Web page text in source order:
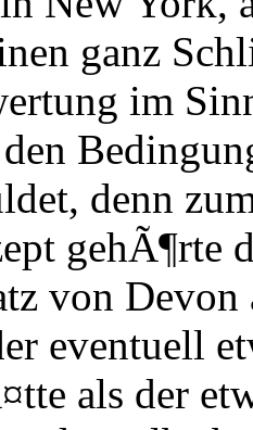
ganz
im
denn
gehÃ¶rte
von
eventuell
als der